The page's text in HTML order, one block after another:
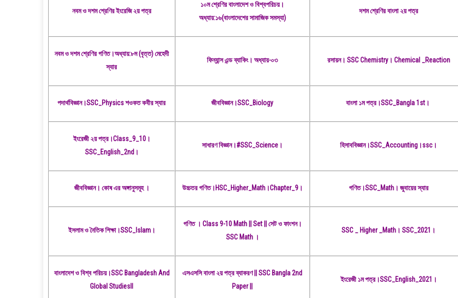
নবম ও দশম শ্রেণির ইংরেজি ২য় পত্র
১০ম শ্রেণির বাংলাদেশ ও বিশ্বপরিচয়।
অধ্যায়:১৬(বাংলাদেশের সামাজিক সমস্যা)
দশম শ্রেণির বাংলা ২য় পত্র
নবম ও দশম শ্রেণির গণিত।অধ্যায়:৮ম (বৃত্ত)মেহেদী
স্যার
ফিন্যান্স এন্ড ব্যাকিং। অধ্যায়-০৩ রসায়ন। SSC Chemistry। Chemical _Reaction
পদার্থবিজ্ঞান।SSC_Physicsশওকত কবীর স্যার জীববিজ্ঞান।SSC_Biology বাংলা ১ম পত্র।SSC_Bangla 1st।
ইংরেজী ২য় পত্র।Class_9_10।
SSC_English_2nd।
সাধারণ বিজ্ঞান।#SSC_Science । হিসাববিজ্ঞান।SSC_Accounting।ssc।
জীববিজ্ঞান। কোষ এর অঙ্গানুসমূহ । উচ্চতর গণিত।HSC_Higher_Math।Chapter_9। গণিত।SSC_Math। জুবায়ের স্যার
ইসলাম ও নৈতিক শিক্ষা।SSC_Islam।
গণিত । Class 9-10 Math || Set || সেট ও ফাংশন।
SSC Math ।
SSC _ Higher _Math। SSC_2021।
বাংলাদেশ ও বিশ্ব পরিচয়।SSC Bangladesh And
Global Studiesll
এসএসসি বাংলা ২য় পত্র ব্যাকরণ || SSC Bangla 2nd
Paper ||
ইংরেজী ১ম পত্র।SSC_English_2021।